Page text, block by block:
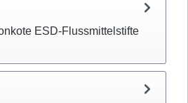
ESD-Flussmittelstifte